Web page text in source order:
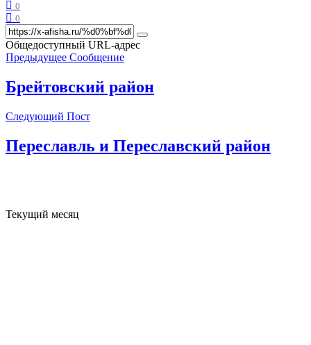
0
0
Общедоступный URL-адрес
Предыдущее Сообщение
Брейтовский район
Следующий Пост
Переславль и Переславский район
Текущий месяц